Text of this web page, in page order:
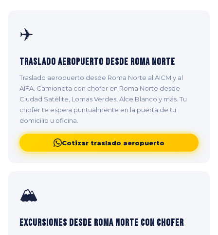
✈️
Traslado Aeropuerto desde Roma Norte
Traslado aeropuerto desde Roma Norte al AICM y al
AIFA. Camioneta con chofer en Roma Norte desde
Ciudad Satélite, Lomas Verdes, Alce Blanco y más. Tu
chofer te espera puntualmente en la puerta de tu
domicilio u oficina.
Cotizar traslado aeropuerto
🏔️
Excursiones desde Roma Norte con Chofer